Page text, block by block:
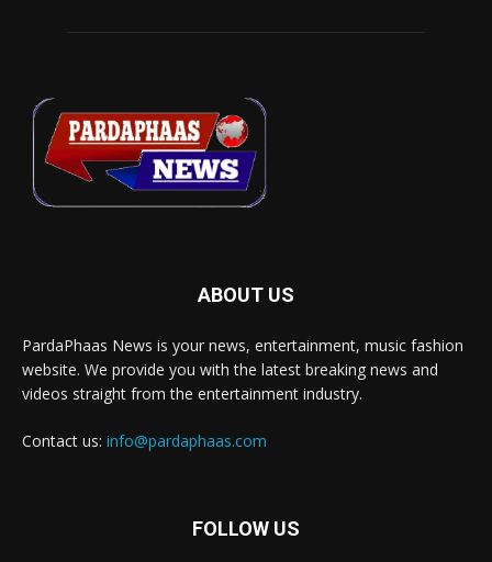
ABOUT US
PardaPhaas News is your news, entertainment, music fashion
website. We provide you with the latest breaking news and
videos straight from the entertainment industry.
Contact us: info@pardaphaas.com
FOLLOW US